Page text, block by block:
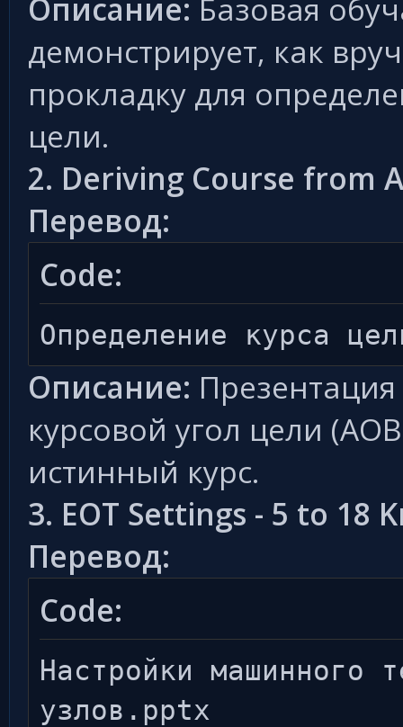
Описание: Базовая
демонстрирует, как
прокладку для
цели.
2. Deriving Course from
Перевод:
Code:
Определение курса
Описание:
курсовой угол цели
истинный курс.
3. EOT Settings - 5 to 18
Перевод:
Code:
Настройки
узлов.pptx